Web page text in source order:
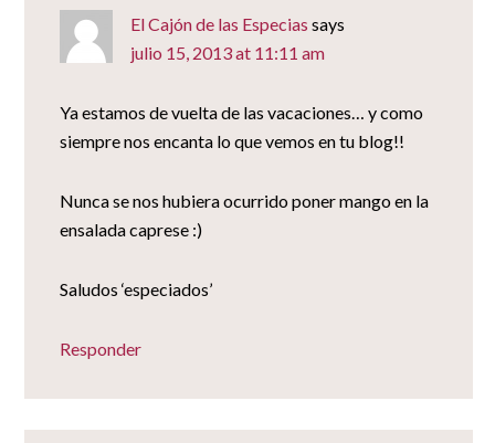
El Cajón de las Especias says
julio 15, 2013 at 11:11 am
Ya estamos de vuelta de las vacaciones… y como
siempre nos encanta lo que vemos en tu blog!!
Nunca se nos hubiera ocurrido poner mango en la
ensalada caprese :)
Saludos ‘especiados’
Responder